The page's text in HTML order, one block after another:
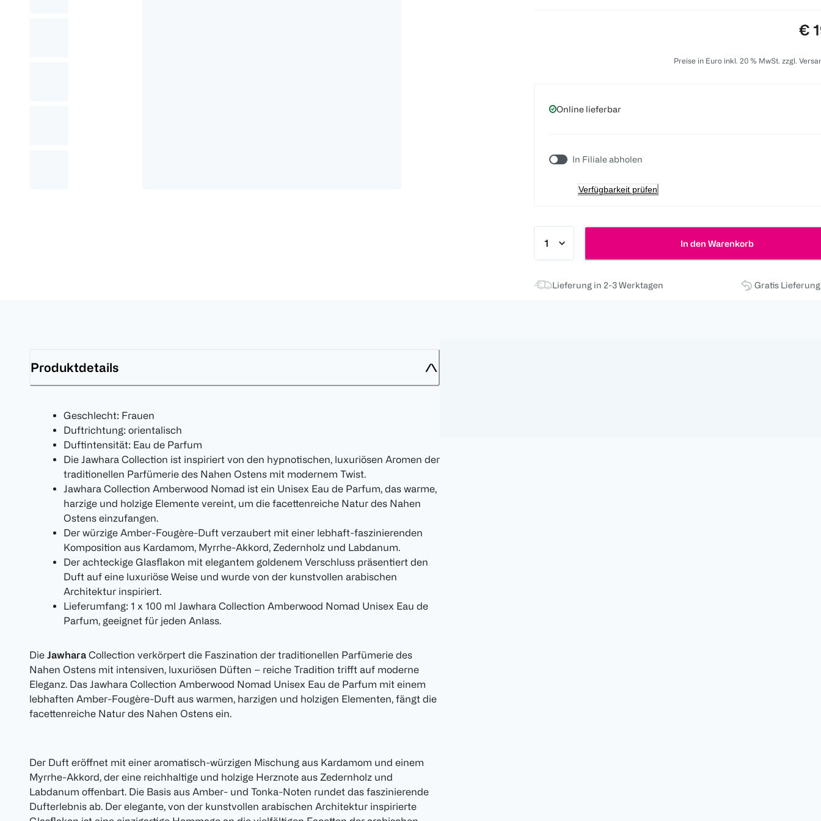
€
Preise in Euro inkl. 20 % MwSt. zzgl.
Online lieferbar
In Filiale abholen
Verfügbarkeit prüfen
In den Warenkorb
Lieferung in 2-3 Werktagen Gratis
Produktdetails
Geschlecht: Frauen
Duftrichtung: orientalisch
Duftintensität: Eau de Parfum
Die Jawhara Collection ist inspiriert von den hypnotischen, luxuriösen Aromen der
traditionellen Parfümerie des Nahen Ostens mit modernem Twist.
Jawhara Collection Amberwood Nomad ist ein Unisex Eau de Parfum, das warme,
harzige und holzige Elemente vereint, um die facettenreiche Natur des Nahen
Ostens einzufangen.
Der würzige Amber-Fougère-Duft verzaubert mit einer lebhaft-faszinierenden
Komposition aus Kardamom, Myrrhe-Akkord, Zedernholz und Labdanum.
Der achteckige Glasflakon mit elegantem goldenem Verschluss präsentiert den
Duft auf eine luxuriöse Weise und wurde von der kunstvollen arabischen
Architektur inspiriert.
Lieferumfang: 1 x 100 ml Jawhara Collection Amberwood Nomad Unisex Eau de
Parfum, geeignet für jeden Anlass.
Die Jawhara Collection verkörpert die Faszination der traditionellen Parfümerie des
Nahen Ostens mit intensiven, luxuriösen Düften – reiche Tradition trifft auf moderne
Eleganz. Das Jawhara Collection Amberwood Nomad Unisex Eau de Parfum mit einem
lebhaften Amber-Fougère-Duft aus warmen, harzigen und holzigen Elementen, fängt die
facettenreiche Natur des Nahen Ostens ein.
Der Duft eröffnet mit einer aromatisch-würzigen Mischung aus Kardamom und einem
Myrrhe-Akkord, der eine reichhaltige und holzige Herznote aus Zedernholz und
Labdanum offenbart. Die Basis aus Amber- und Tonka-Noten rundet das faszinierende
Dufterlebnis ab. Der elegante, von der kunstvollen arabischen Architektur inspirierte